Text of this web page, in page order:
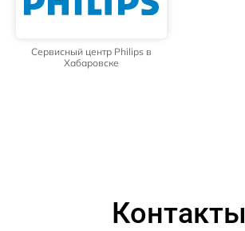
Сервисный центр Philips в
Хабаровске
Контакты